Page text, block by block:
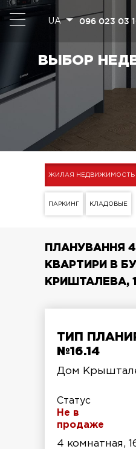
UA 096 023 03
ВЫБОР
ЖИЛАЯ НЕДВИЖИМОСТЬ
ПАРКИНГ КЛАДОВЫЕ
ПЛАНУВАННЯ 4
КВАРТИРИ В
КРИШТАЛЕВА,
ТИП
№16.14
Дом
Статус
Не в
продаже
4 комнатная,
план квартиры
план этажа